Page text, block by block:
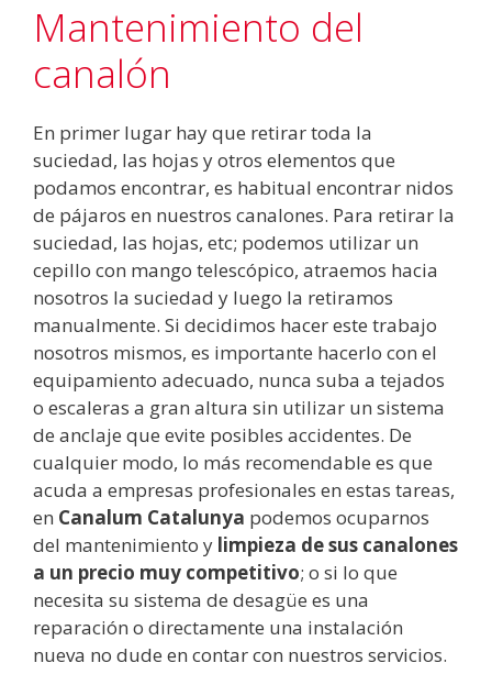
Mantenimiento del
canalón
En primer lugar hay que retirar toda la
suciedad, las hojas y otros elementos que
podamos encontrar, es habitual encontrar nidos
de pájaros en nuestros canalones. Para retirar la
suciedad, las hojas, etc; podemos utilizar un
cepillo con mango telescópico, atraemos hacia
nosotros la suciedad y luego la retiramos
manualmente. Si decidimos hacer este trabajo
nosotros mismos, es importante hacerlo con el
equipamiento adecuado, nunca suba a tejados
o escaleras a gran altura sin utilizar un sistema
de anclaje que evite posibles accidentes. De
cualquier modo, lo más recomendable es que
acuda a empresas profesionales en estas tareas,
en Canalum Catalunya podemos ocuparnos
del mantenimiento y limpieza de sus canalones
a un precio muy competitivo; o si lo que
necesita su sistema de desagüe es una
reparación o directamente una instalación
nueva no dude en contar con nuestros servicios.